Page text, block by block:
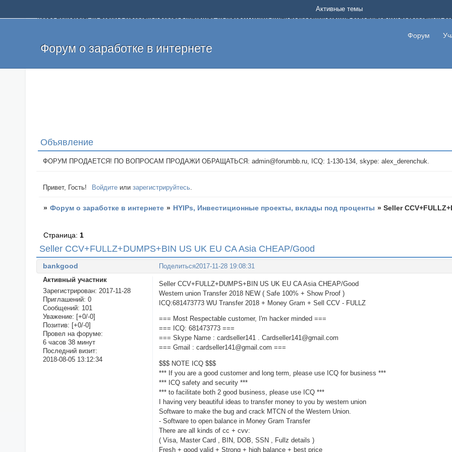
Добро пожаловать на форум о заработке и работе в интернете, на котором можно найти подходящий вариант дополнительной подработки на
и оставлять свои отзывы. Если вы знаете, что определенный проект или сайт не платит, то указывайте в теме что это лохотрон, чтобы другие
легкие деньги без вложений и регистрации уже сегодня. Создавайте новые темы, размещайте объявления со своими пригласительными
Форум о заработке в интернете
Форум
Активные темы
Объявление
ФОРУМ ПРОДАЕТСЯ! ПО ВОПРОСАМ ПРОДАЖИ ОБРАЩАТЬСЯ: admin@forumbb.ru, ICQ: 1-130-134, skype: alex_derenchuk.
Привет, Гость! Войдите илизарегистрируйтесь.
» Форум о заработке в интернете » HYIPs, Инвестиционные проекты, вклады под проценты »Seller
Seller CCV+FULLZ+DUMPS+BIN US UK EU CA Asia CHEAP/Good
Страница: 1
Поделиться2017-11-28 19:08:31
bankgood
Активный участник
Зарегистрирован: 2017-11-28
Приглашений: 0
Сообщений: 101
Уважение: [+0/-0]
Позитив: [+0/-0]
Провел на форуме:
6 часов 38 минут
Последний визит:
2018-08-05 13:12:34
Seller CCV+FULLZ+DUMPS+BIN US UK EU CA Asia CHEAP/Good
Western union Transfer 2018 NEW ( Safe 100% + Show Proof )
ICQ:681473773 WU Transfer 2018 + Money Gram + Sell CCV - FULLZ
=== Most Respectable customer, I'm hacker minded ===
=== ICQ: 681473773 ===
=== Skype Name : cardseller141 . Cardseller141@gmail.com
=== Gmail : cardseller141@gmail.com ===
$$$ NOTE ICQ $$$
*** If you are a good customer and long term, please use ICQ for business ***
*** ICQ safety and security ***
*** to facilitate both 2 good business, please use ICQ ***
I having very beautiful ideas to transfer money to you by western union
Software to make the bug and crack MTCN of the Western Union.
- Software to open balance in Money Gram Transfer
There are all kinds of cc + cvv:
( Visa, Master Card , BIN, DOB, SSN , Fullz details )
Fresh + good valid + Strong + high balance + best price